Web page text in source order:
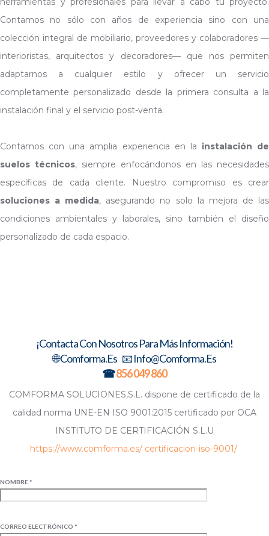
Contamos no sólo con años de experiencia sino con una
colección integral de mobiliario, proveedores y colaboradores —
interioristas, arquitectos y decoradores— que nos permiten
adaptarnos a cualquier estilo y ofrecer un servicio
completamente personalizado desde la primera consulta a la
instalación final y el servicio post-venta.
Contamos con una amplia experiencia en la instalación de
suelos técnicos, siempre enfocándonos en las necesidades
específicas de cada cliente. Nuestro compromiso es crear
soluciones a medida, asegurando no solo la mejora de las
condiciones ambientales y laborales, sino también el diseño
personalizado de cada espacio.
¡Contacta Con Nosotros Para Más Información!
🌐 Comforma.es 📧 Info@comforma.es
☎856 049 860
COMFORMA SOLUCIONES,S.L. dispone de certificado de la
calidad norma UNE-EN ISO 9001:2015 certificado por OCA
INSTITUTO DE CERTIFICACIÓN S.L.U
https://www.comforma.es/ certificacion-iso-9001/
NOMBRE *
CORREO ELECTRÓNICO *